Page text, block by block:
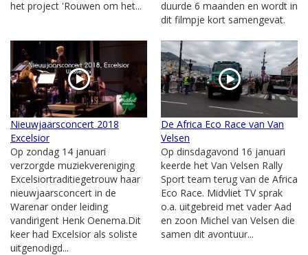
het project 'Rouwen om het...
duurde 6 maanden en wordt in
dit filmpje kort samengevat.
Nieuwjaarsconcert 2018
Excelsior
Op zondag 14 januari
verzorgde muziekvereniging
Excelsiortraditiegetrouw haar
nieuwjaarsconcert in de
Warenar onder leiding
vandirigent Henk Oenema.Dit
keer had Excelsior als soliste
uitgenodigd...
De Africa Eco Race van Van
Velsen
Op dinsdagavond 16 januari
keerde het Van Velsen Rally
Sport team terug van de Africa
Eco Race. Midvliet TV sprak
o.a. uitgebreid met vader Aad
en zoon Michel van Velsen die
samen dit avontuur...